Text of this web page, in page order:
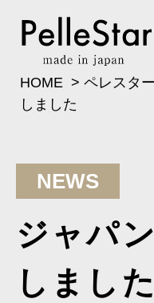
HOME > ペレスタ
しました
NEWS
ジャパ
しました